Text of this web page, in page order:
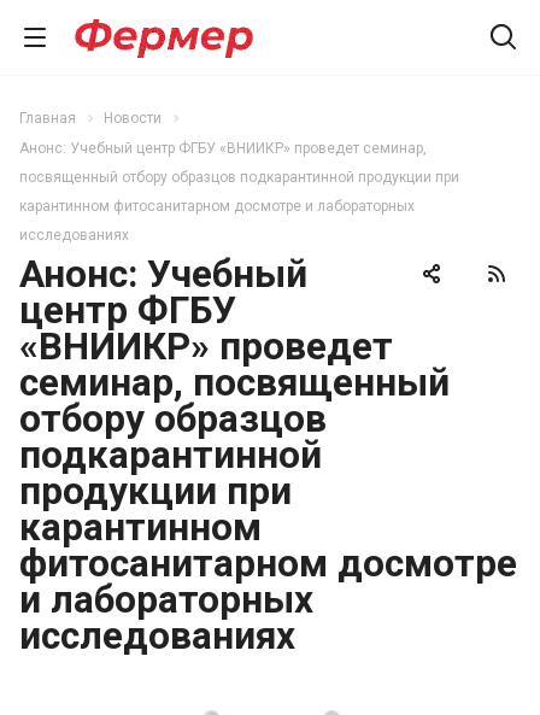
Главная
Новости
Анонс: Учебный центр ФГБУ «ВНИИКР» проведет семинар,
посвященный отбору образцов подкарантинной продукции при
карантинном фитосанитарном досмотре и лабораторных
исследованиях
Анонс: Учебный
центр ФГБУ
«ВНИИКР» проведет
семинар, посвященный
отбору образцов
подкарантинной
продукции при
карантинном
фитосанитарном досмотре
и лабораторных
исследованиях